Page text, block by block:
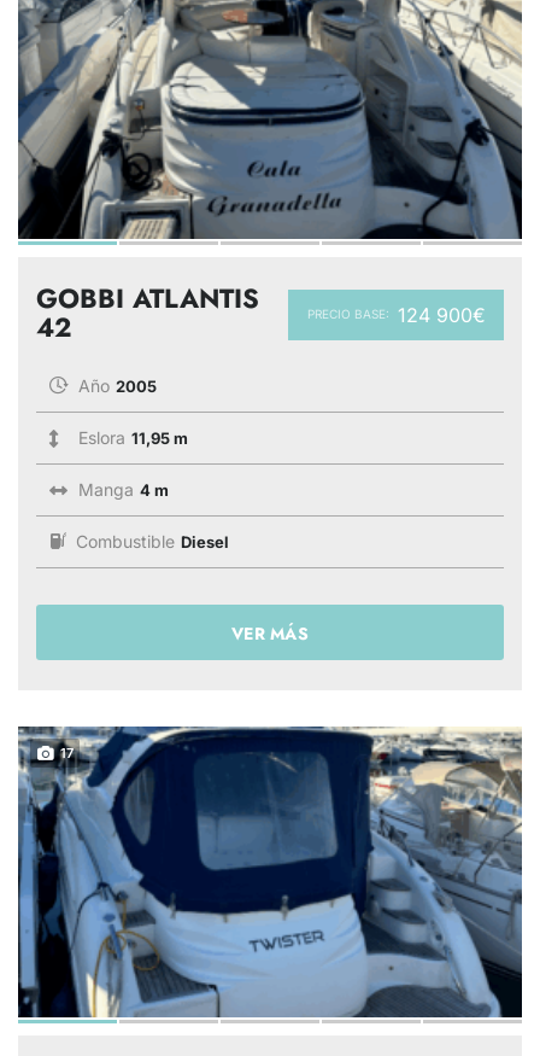
PRECIO BASE: 124 900€
GOBBI ATLANTIS
42
Año 2005
Eslora 11,95 m
Manga 4 m
Combustible Diesel
VER MÁS
17